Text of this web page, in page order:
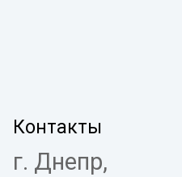
Контакты
г. Днепр,